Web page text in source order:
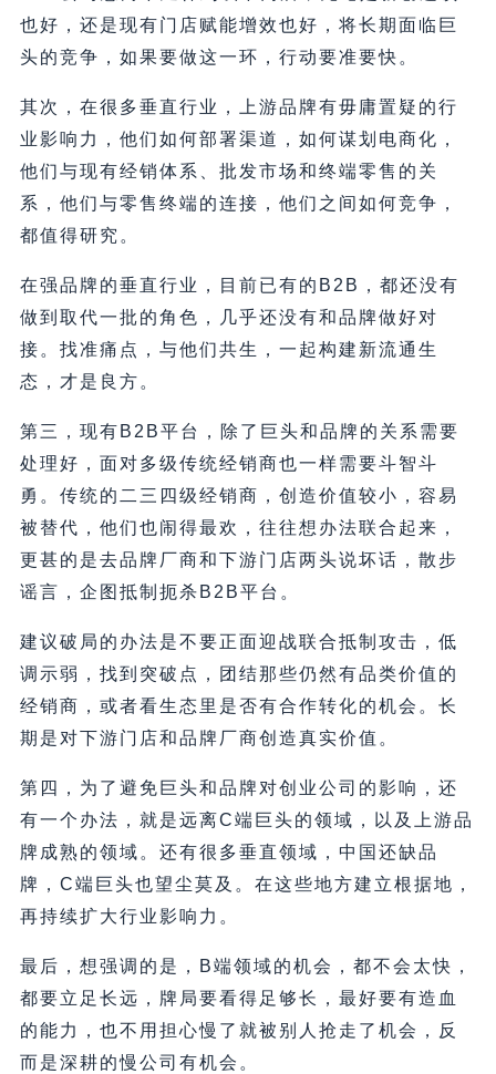
也好，还是现有门店赋能增效也好，将长期面临巨
头的竞争，如果要做这一环，行动要准要快。
其次，在很多垂直行业，上游品牌有毋庸置疑的行
业影响力，他们如何部署渠道，如何谋划电商化，
他们与现有经销体系、批发市场和终端零售的关
系，他们与零售终端的连接，他们之间如何竞争，
都值得研究。
在强品牌的垂直行业，目前已有的B2B，都还没有
做到取代一批的角色，几乎还没有和品牌做好对
接。找准痛点，与他们共生，一起构建新流通生
态，才是良方。
第三，现有B2B平台，除了巨头和品牌的关系需要
处理好，面对多级传统经销商也一样需要斗智斗
勇。传统的二三四级经销商，创造价值较小，容易
被替代，他们也闹得最欢，往往想办法联合起来，
更甚的是去品牌厂商和下游门店两头说坏话，散步
谣言，企图抵制扼杀B2B平台。
建议破局的办法是不要正面迎战联合抵制攻击，低
调示弱，找到突破点，团结那些仍然有品类价值的
经销商，或者看生态里是否有合作转化的机会。长
期是对下游门店和品牌厂商创造真实价值。
第四，为了避免巨头和品牌对创业公司的影响，还
有一个办法，就是远离C端巨头的领域，以及上游品
牌成熟的领域。还有很多垂直领域，中国还缺品
牌，C端巨头也望尘莫及。在这些地方建立根据地，
再持续扩大行业影响力。
最后，想强调的是，B端领域的机会，都不会太快，
都要立足长远，牌局要看得足够长，最好要有造血
的能力，也不用担心慢了就被别人抢走了机会，反
而是深耕的慢公司有机会。